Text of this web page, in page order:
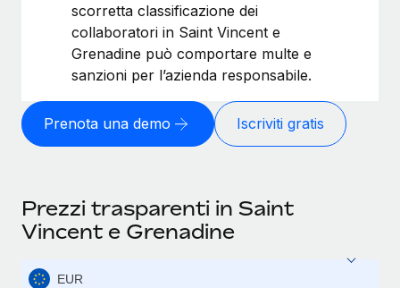
scorretta classificazione dei
collaboratori in Saint Vincent e
Grenadine può comportare multe e
sanzioni per l’azienda responsabile.
Prenota una demo Iscriviti gratis
Prezzi trasparenti in Saint
Vincent e Grenadine
EUR